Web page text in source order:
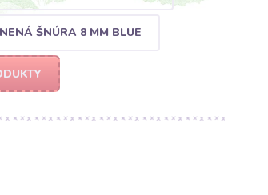
ŠNÚRA 8 MM BLUE